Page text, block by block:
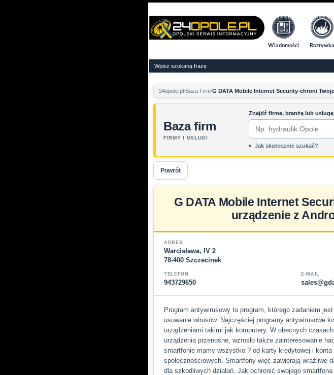
Wiadomości Rozrywka
24opole.pl Baza Firm G DATA Mobile Internet Security-chroni
Baza firm
FIRMY I USŁUGI
Znajdź firmę, branżę lub usługę
Jak skutecznie szukać?
Powrót
G DATA Mobile Internet
urządzenie z
ADRES
Warcisława, IV 2
78-400 Szczecinek
TELEFON
943729650
E-MAIL
Program antywirusowy to program, którego zadaniem
usuwanie wirusów. Najczęściej programy antywirusowe
urządzeniami takimi jak komputery. W obecnych
urządzenia przenośne, wzrosło także zainteresowanie
smartfonie mamy wszystko ? od karty kredytowej i konta
społecznościowych. Smartfony więc zawierają wrażliwe
dla szkodliwych działań. Jak ochronić swojego